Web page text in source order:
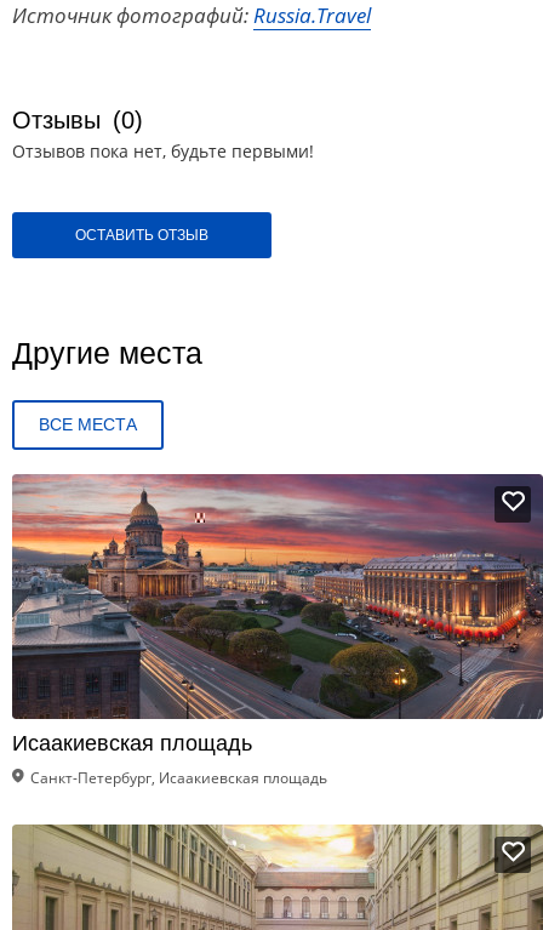
Источник фотографий:Russia.Travel
Отзывы (0)
Отзывов пока нет, будьте первыми!
ОСТАВИТЬ ОТЗЫВ
Другие места
ВСЕ МЕСТА
Исаакиевская площадь
Санкт-Петербург, Исаакиевская площадь